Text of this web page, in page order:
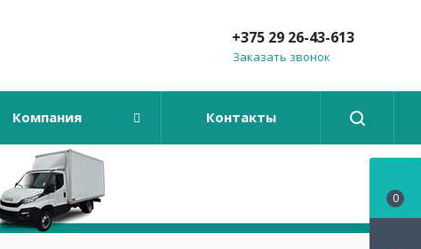
+375 29 26-43-613
Заказать звонок
Компания Контакты
0